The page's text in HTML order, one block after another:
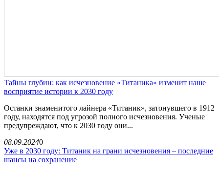
Тайны глубин: как исчезновение «Титаника» изменит наше
восприятие истории к 2030 году
Останки знаменитого лайнера «Титаник», затонувшего в 1912
году, находятся под угрозой полного исчезновения. Ученые
предупреждают, что к 2030 году они...
08.09.20240
Уже в 2030 году: Титаник на грани исчезновения – последние
шансы на сохранение